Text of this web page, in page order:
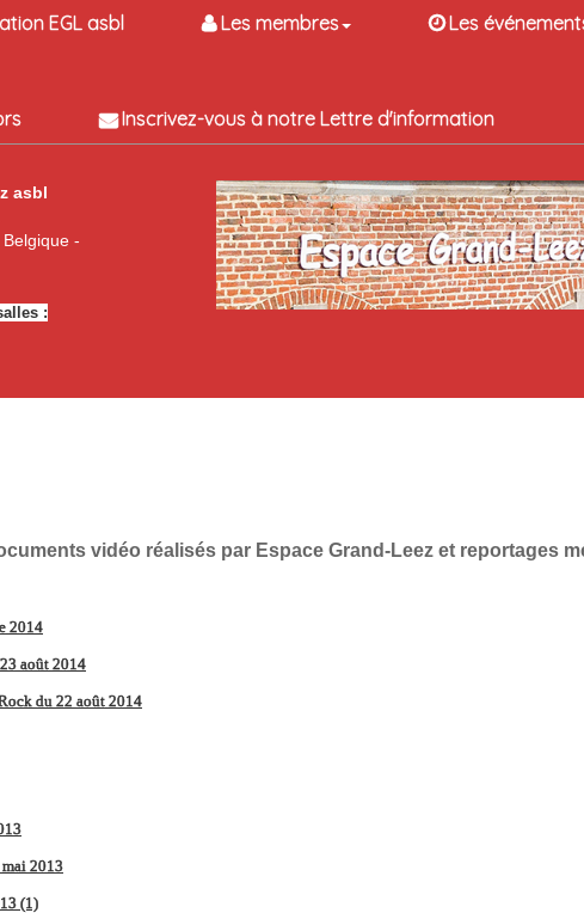
EGL asbl Les membres Les
Inscrivez-vous à notre Lettre d'information
asbl
-
:
vidéo réalisés par Espace Grand-Leez et reportages
2014
août 2014
du 22 août 2014
mai 2013
(1)